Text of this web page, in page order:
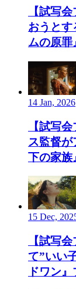
【試写
おうとす
ムの原罪
14 Jan, 2026
【試写
ス監督
下の家族
15 Dec,
【試写
て”いい
ドワン